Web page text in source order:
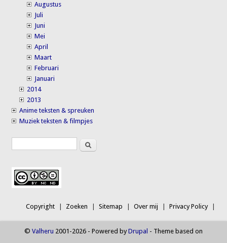
Augustus
Juli
Juni
Mei
April
Maart
Februari
Januari
2014
2013
Anime teksten & spreuken
Muziek teksten & filmpjes
Search formSearch
Copyright Zoeken Sitemap Over mij Privacy Policy
© Valheru 2001-2026 - Powered byDrupal - Theme based on